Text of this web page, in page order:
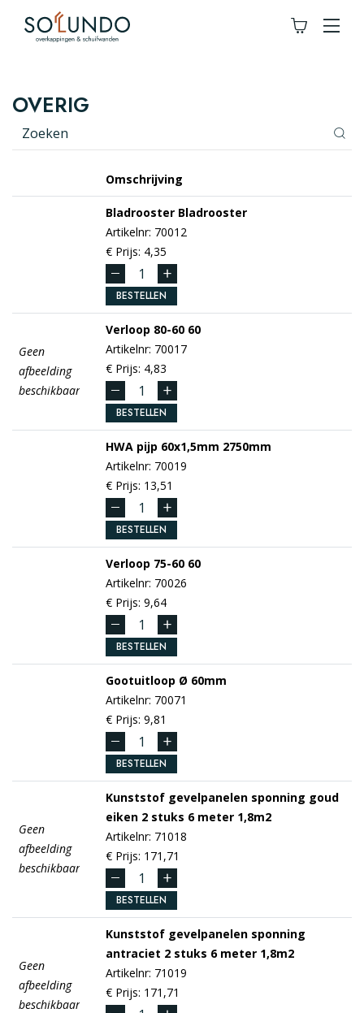
OVERIG
Omschrijving
Bladrooster Bladrooster
Artikelnr: 70012
€ Prijs: 4,35
BESTELLEN
Geen
afbeelding
beschikbaar
Verloop 80-60 60
Artikelnr: 70017
€ Prijs: 4,83
BESTELLEN
HWA pijp 60x1,5mm 2750mm
Artikelnr: 70019
€ Prijs: 13,51
BESTELLEN
Verloop 75-60 60
Artikelnr: 70026
€ Prijs: 9,64
BESTELLEN
Gootuitloop Ø 60mm
Artikelnr: 70071
€ Prijs: 9,81
BESTELLEN
Geen
afbeelding
beschikbaar
Kunststof gevelpanelen sponning goud
eiken 2 stuks 6 meter 1,8m2
Artikelnr: 71018
€ Prijs: 171,71
BESTELLEN
Geen
afbeelding
beschikbaar
Kunststof gevelpanelen sponning
antraciet 2 stuks 6 meter 1,8m2
Artikelnr: 71019
€ Prijs: 171,71